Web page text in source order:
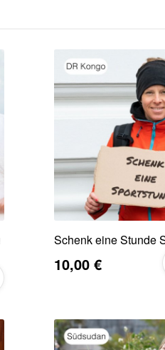
Schenk eine Stunde
10,00 €